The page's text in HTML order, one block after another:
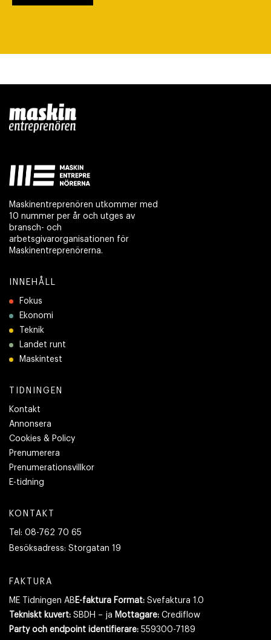
Maskinentreprenören utkommer med
10 nummer per år och utges av
bransch- och
arbetsgivarorganisationen för
Maskinentreprenörerna.
INNEHÅLL
Fokus
Ekonomi
Teknik
Landet runt
Maskintest
TIDNINGEN
Kontakt
Annonsera
Cookies & Policy
Prenumerera
Prenumerationsvillkor
E-tidning
KONTAKT
Tel: 08-762 70 65
Besöksadress: Storgatan 19
FAKTURA
ME Tidningen AB E-faktura Format: Svefaktura 1.0
Tekniskt kuvert: SBDH – ja Mottagare: Crediflow
Party och endpoint identifierare: 559300-7189